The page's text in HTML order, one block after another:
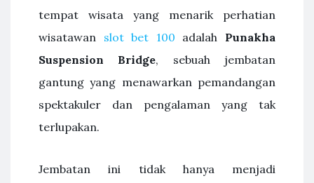
tempat wisata yang menarik perhatian
wisatawan slot bet 100 adalah Punakha
Suspension Bridge, sebuah jembatan
gantung yang menawarkan pemandangan
spektakuler dan pengalaman yang tak
terlupakan.
Jembatan ini tidak hanya menjadi